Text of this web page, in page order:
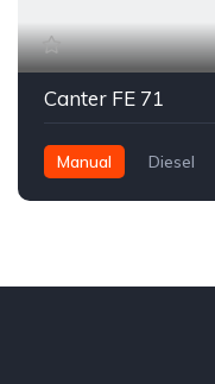
Canter FE 71
Manual Diesel